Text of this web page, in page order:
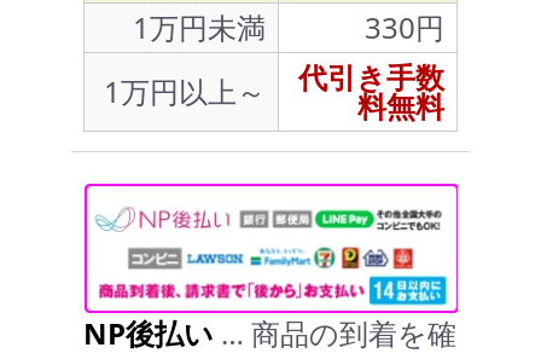
1万円未満
330円
1万円以上～
代引き手数
料無料
NP後払い … 商品の到着を確